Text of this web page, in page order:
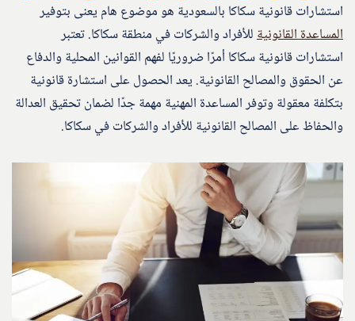
استشارات قانونية سكاكا بالسعودية هو موضوع هام يعنى بتوفير
المساعدة القانونيةللأفراد والشركات في منطقة سكاكا. تعتبر
استشارات قانونية سكاكا أمرًا ضروريًا لفهم القوانين المحلية والدفاع
عن الحقوق والمصالح القانونية. يعد الحصول على استشارة قانونية
بتكلفة معقولة وتوفر المساعدة المهنية مهمة جدًا لضمان تحقيق العدالة
والحفاظ على المصالح القانونية للأفراد والشركات في سكاكا.